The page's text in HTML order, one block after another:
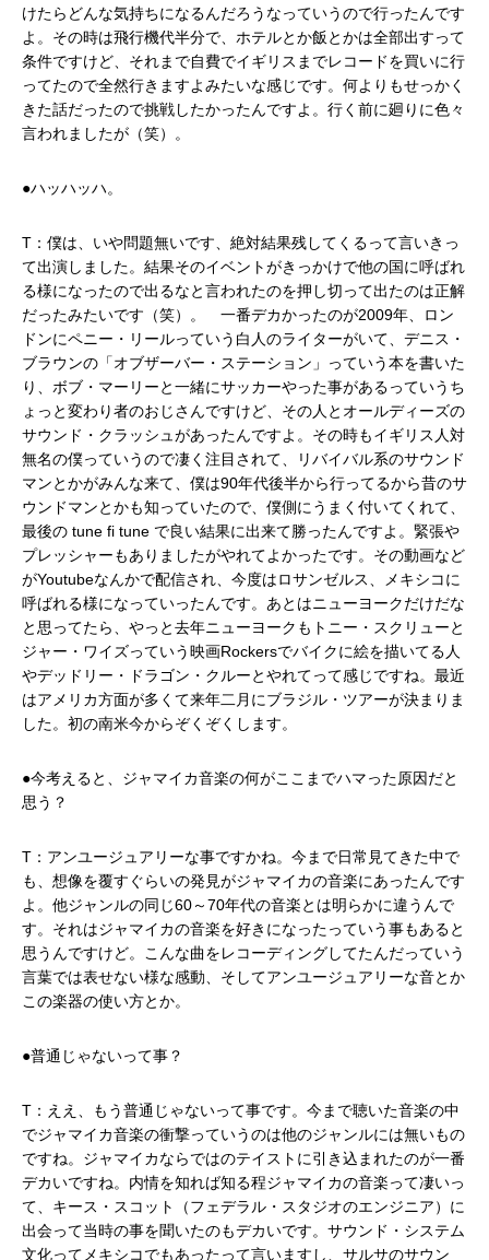
けたらどんな気持ちになるんだろうなっていうので行ったんです
よ。その時は飛行機代半分で、ホテルとか飯とかは全部出すって
条件ですけど、それまで自費でイギリスまでレコードを買いに行
ってたので全然行きますよみたいな感じです。何よりもせっかく
きた話だったので挑戦したかったんですよ。行く前に廻りに色々
言われましたが（笑）。
●ハッハッハ。
T：僕は、いや問題無いです、絶対結果残してくるって言いきっ
て出演しました。結果そのイベントがきっかけで他の国に呼ばれ
る様になったので出るなと言われたのを押し切って出たのは正解
だったみたいです（笑）。 一番デカかったのが2009年、ロン
ドンにペニー・リールっていう白人のライターがいて、デニス・
ブラウンの「オブザーバー・ステーション」っていう本を書いた
り、ボブ・マーリーと一緒にサッカーやった事があるっていうち
ょっと変わり者のおじさんですけど、その人とオールディーズの
サウンド・クラッシュがあったんですよ。その時もイギリス人対
無名の僕っていうので凄く注目されて、リバイバル系のサウンド
マンとかがみんな来て、僕は90年代後半から行ってるから昔のサ
ウンドマンとかも知っていたので、僕側にうまく付いてくれて、
最後の tune fi tune で良い結果に出来て勝ったんですよ。緊張や
プレッシャーもありましたがやれてよかったです。その動画など
がYoutubeなんかで配信され、今度はロサンゼルス、メキシコに
呼ばれる様になっていったんです。あとはニューヨークだけだな
と思ってたら、やっと去年ニューヨークもトニー・スクリューと
ジャー・ワイズっていう映画Rockersでバイクに絵を描いてる人
やデッドリー・ドラゴン・クルーとやれてって感じですね。最近
はアメリカ方面が多くて来年二月にブラジル・ツアーが決まりま
した。初の南米今からぞくぞくします。
●今考えると、ジャマイカ音楽の何がここまでハマった原因だと
思う？
T：アンユージュアリーな事ですかね。今まで日常見てきた中で
も、想像を覆すぐらいの発見がジャマイカの音楽にあったんです
よ。他ジャンルの同じ60～70年代の音楽とは明らかに違うんで
す。それはジャマイカの音楽を好きになったっていう事もあると
思うんですけど。こんな曲をレコーディングしてたんだっていう
言葉では表せない様な感動、そしてアンユージュアリーな音とか
この楽器の使い方とか。
●普通じゃないって事？
T：ええ、もう普通じゃないって事です。今まで聴いた音楽の中
でジャマイカ音楽の衝撃っていうのは他のジャンルには無いもの
ですね。ジャマイカならではのテイストに引き込まれたのが一番
デカいですね。内情を知れば知る程ジャマイカの音楽って凄いっ
て、キース・スコット（フェデラル・スタジオのエンジニア）に
出会って当時の事を聞いたのもデカいです。サウンド・システム
文化ってメキシコでもあったって言いますし、サルサのサウン